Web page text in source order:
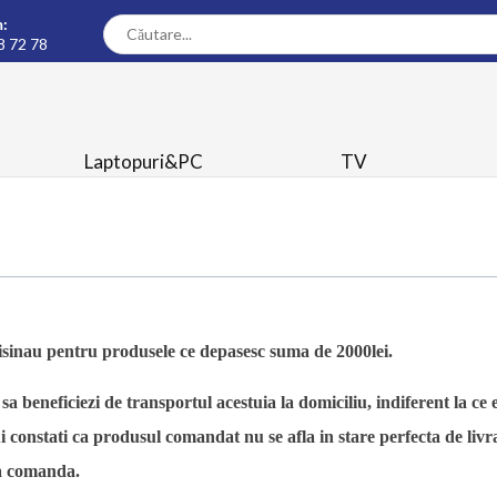
72 78
Laptopuri&PC TV
pentru produsele ce depasesc suma de 2000lei.
beneficiezi de transportul acestuia la domiciliu, indiferent la ce
ca produsul comandat nu se afla in stare perfecta de
comanda.